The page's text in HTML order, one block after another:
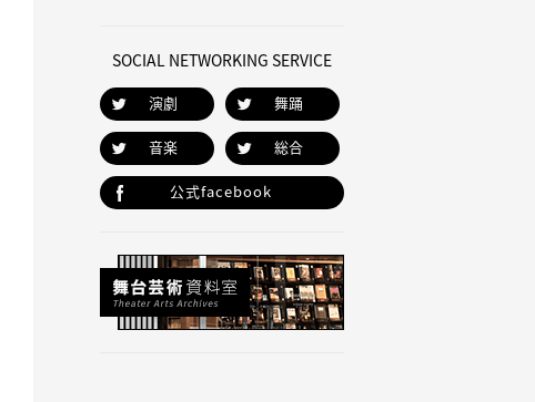
SOCIAL NETWORKING SERVICE
演劇 舞踊
音楽 総合
公式facebook